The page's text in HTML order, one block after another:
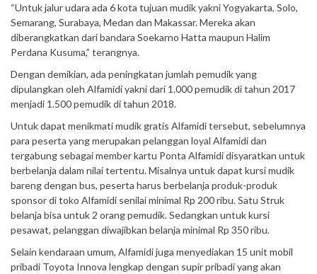
“Untuk jalur udara ada 6 kota tujuan mudik yakni Yogyakarta, Solo,
Semarang, Surabaya, Medan dan Makassar. Mereka akan
diberangkatkan dari bandara Soekarno Hatta maupun Halim
Perdana Kusuma,” terangnya.
Dengan demikian, ada peningkatan jumlah pemudik yang
dipulangkan oleh Alfamidi yakni dari 1.000 pemudik di tahun 2017
menjadi 1.500 pemudik di tahun 2018.
Untuk dapat menikmati mudik gratis Alfamidi tersebut, sebelumnya
para peserta yang merupakan pelanggan loyal Alfamidi dan
tergabung sebagai member kartu Ponta Alfamidi disyaratkan untuk
berbelanja dalam nilai tertentu. Misalnya untuk dapat kursi mudik
bareng dengan bus, peserta harus berbelanja produk-produk
sponsor di toko Alfamidi senilai minimal Rp 200 ribu. Satu Struk
belanja bisa untuk 2 orang pemudik. Sedangkan untuk kursi
pesawat, pelanggan diwajibkan belanja minimal Rp 350 ribu.
Selain kendaraan umum, Alfamidi juga menyediakan 15 unit mobil
pribadi Toyota Innova lengkap dengan supir pribadi yang akan